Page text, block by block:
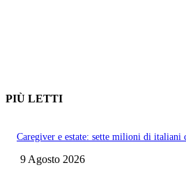
PIÙ LETTI
Caregiver e estate: sette milioni di italiani
9 Agosto 2026